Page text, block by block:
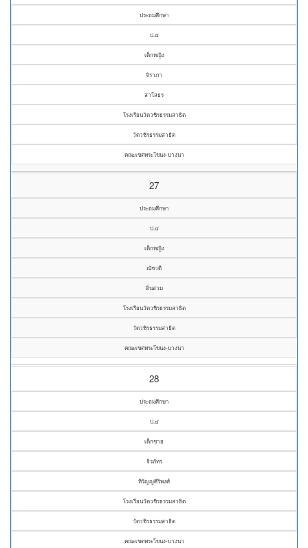
ประถมศึกษา
ป.๔
เด็กหญิง
จิราภา
สาโสธร
โรงเรียนวัดวชิรธรรมสาธิต
วัดวชิรธรรมสาธิต
คณะเขตพระโขนง-บางนา
27
ประถมศึกษา
ป.๔
เด็กหญิง
ณัชวดี
อิ่นอ่วม
โรงเรียนวัดวชิรธรรมสาธิต
วัดวชิรธรรมสาธิต
คณะเขตพระโขนง-บางนา
28
ประถมศึกษา
ป.๔
เด็กชาย
จิรภัทร
หิรัญญศิริพงศ์
โรงเรียนวัดวชิรธรรมสาธิต
วัดวชิรธรรมสาธิต
คณะเขตพระโขนง-บางนา